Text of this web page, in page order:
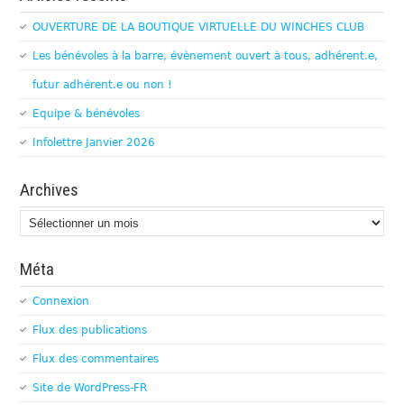
OUVERTURE DE LA BOUTIQUE VIRTUELLE DU WINCHES CLUB
Les bénévoles à la barre, évènement ouvert à tous, adhérent.e,
futur adhérent.e ou non !
Equipe & bénévoles
Infolettre Janvier 2026
Archives
Archives
Méta
Connexion
Flux des publications
Flux des commentaires
Site de WordPress-FR